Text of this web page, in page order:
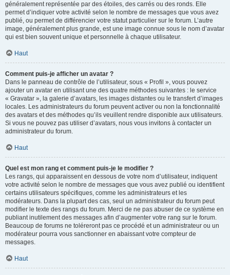
généralement représentée par des étoiles, des carrés ou des ronds. Elle
permet d’indiquer votre activité selon le nombre de messages que vous avez
publié, ou permet de différencier votre statut particulier sur le forum. L’autre
image, généralement plus grande, est une image connue sous le nom d’avatar
qui est bien souvent unique et personnelle à chaque utilisateur.
Haut
Comment puis-je afficher un avatar ?
Dans le panneau de contrôle de l’utilisateur, sous « Profil », vous pouvez
ajouter un avatar en utilisant une des quatre méthodes suivantes : le service
« Gravatar », la galerie d’avatars, les images distantes ou le transfert d’images
locales. Les administrateurs du forum peuvent activer ou non la fonctionnalité
des avatars et des méthodes qu’ils veuillent rendre disponible aux utilisateurs.
Si vous ne pouvez pas utiliser d’avatars, nous vous invitons à contacter un
administrateur du forum.
Haut
Quel est mon rang et comment puis-je le modifier ?
Les rangs, qui apparaissent en dessous de votre nom d’utilisateur, indiquent
votre activité selon le nombre de messages que vous avez publié ou identifient
certains utilisateurs spécifiques, comme les administrateurs et les
modérateurs. Dans la plupart des cas, seul un administrateur du forum peut
modifier le texte des rangs du forum. Merci de ne pas abuser de ce système en
publiant inutilement des messages afin d’augmenter votre rang sur le forum.
Beaucoup de forums ne toléreront pas ce procédé et un administrateur ou un
modérateur pourra vous sanctionner en abaissant votre compteur de
messages.
Haut